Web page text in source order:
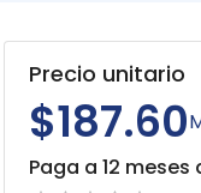
Precio unitario
$187.60
Paga a 12 meses